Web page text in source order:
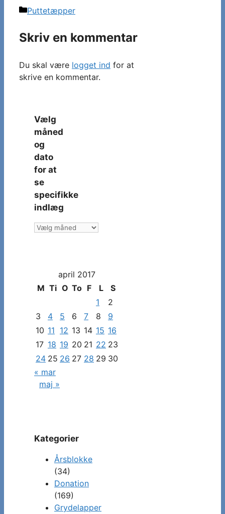
Kategorier
Puttetæpper
Skriv en kommentar
Du skal være logget ind for at
skrive en kommentar.
Vælg
måned
og
dato
for at
se
specifikke
indlæg
Vælg
at
specifikke
indlæg
april 2017
M Ti O To F L
S
1
2
3
4 5 6 7 8
9
10 11 12 13 14 15 16
17 18 19 20 21 22 23
24 25 26 27 28 29 30
« mar
maj »
Kategorier
Årsblokke
(34)
Donation
(169)
Grydelapper